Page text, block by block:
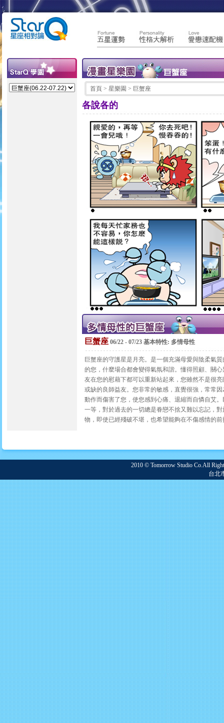
首頁 > 星樂園 > 巨蟹座
各說各的
巨蟹座 06/22 - 07/23 基本特性: 多情母性
巨蟹座的守護星是月亮。是一個充滿母愛與陰柔氣
的您，什麼場合都會變得氣氛和諧。懂得照顧、關
友在您的慰藉下都可以重新站起來，您雖然不是很
或缺的良師益友。您非常的敏感，直覺很強，常常
動作而傷害了您，使您感到心痛、退縮而自憐自艾
一等，對於過去的一切總是眷戀不捨又難以忘記，
物，即使已經殘破不堪，也希望能夠在不傷感情的
2010 © Tomorrow Studio Co.All
台北